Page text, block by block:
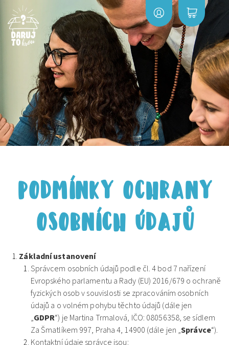
PODMÍNKY OCHRANY
OSOBNÍCH ÚDAJŮ
Základní ustanovení
Správcem osobních údajů podle čl. 4 bod 7 nařízení
Evropského parlamentu a Rady (EU) 2016/679 o ochraně
fyzických osob v souvislosti se zpracováním osobních
údajů a o volném pohybu těchto údajů (dále jen
„GDPR“) je Martina Trmalová, IČO: 08056358, se sídlem
Za Šmatlíkem 997, Praha 4, 14900 (dále jen „Správce“).
Kontaktní údaje správce jsou: